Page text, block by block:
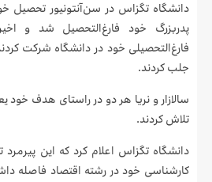
دانشگاه تگزاس در سن‌آنتونیور تحصیل
پدربزرگ خود فارغ‌التحصیل شد و
فارغ‌التحصیلی خود در دانشگاه شرکت
جلب کردند.
سالازار و نریا هر دو در راستای هدف
تلاش کردند.
دانشگاه تگزاس اعلام کرد که این
کارشناسی خود در رشته اقتصاد فاصله